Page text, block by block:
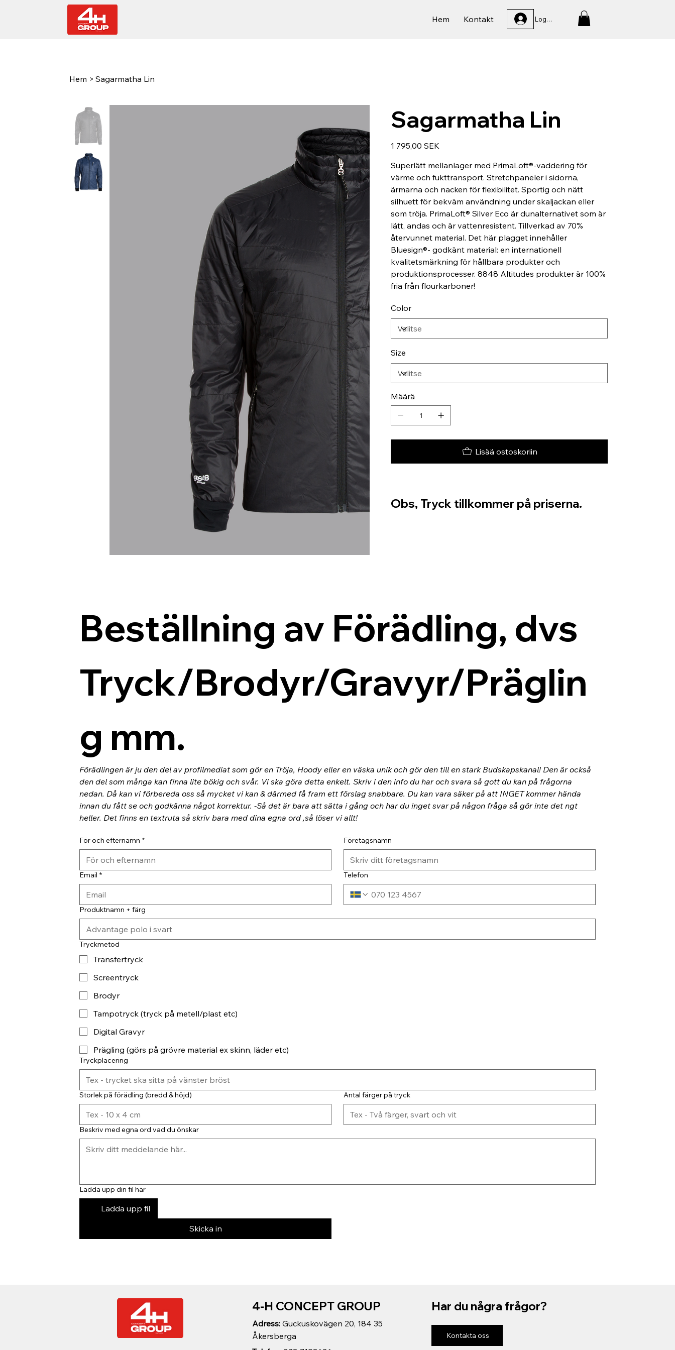
Hem Kontakt Logga In
Hem > Sagarmatha Lin
Sagarmatha Lin
Hinta
1 795,00 SEK
Superlätt mellanlager med PrimaLoft®-vaddering för
värme och fukttransport. Stretchpaneler i sidorna,
ärmarna och nacken för flexibilitet. Sportig och nätt
silhuett för bekväm användning under skaljackan eller
som tröja. PrimaLoft® Silver Eco är dunalternativet som är
lätt, andas och är vattenresistent. Tillverkad av 70%
återvunnet material. Det här plagget innehåller
Bluesign®- godkänt material: en internationell
kvalitetsmärkning för hållbara produkter och
produktionsprocesser. 8848 Altitudes produkter är 100%
fria från flourkarboner!
Color
Size
Määrä
Lisää ostoskoriin
Obs, Tryck tillkommer på priserna.
Beställning av Förädling, dvs
Tryck/Brodyr/Gravyr/Präglin
g mm.
Förädlingen är ju den del av profilmediat som gör en Tröja, Hoody eller en väska unik och gör den till en stark Budskapskanal! Den är också
den del som många kan finna lite bökig och svår. Vi ska göra detta enkelt. Skriv i den info du har och svara så gott du kan på frågorna
nedan. Då kan vi förbereda oss så mycket vi kan & därmed få fram ett förslag snabbare. Du kan vara säker på att INGET kommer hända
innan du fått se och godkänna något korrektur. -Så det är bara att sätta i gång och har du inget svar på någon fråga så gör inte det ngt
heller. Det finns en textruta så skriv bara med dina egna ord ,så löser vi allt!
För och efternamn * Företagsnamn
Email * Telefon
Produktnamn + färg
Tryckmetod
Transfertryck
Screentryck
Brodyr
Tampotryck (tryck på metell/plast etc)
Digital Gravyr
Prägling (görs på grövre material ex skinn, läder etc)
Tryckplacering
Storlek på förädling (bredd & höjd) Antal färger på tryck
Beskriv med egna ord vad du önskar
Ladda upp din fil här
Ladda upp fil
Skicka in
Adress: Guckuskovägen 20, 184 35
Åkersberga
4-H CONCEPT GROUP Har du några frågor?
Kontakta oss